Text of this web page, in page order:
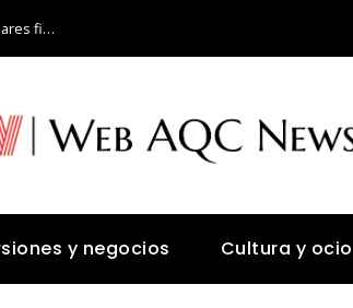
cómo los fondos de inversión redefinieron los estándares financieros globales
y negocios Cultura y ocio